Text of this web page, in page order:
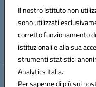
Il nostro Istituto non
sono utilizzati
corretto funzionamento
istituzionali e alla sua
strumenti statistici
Analytics Italia.
Per saperne di più sul
Codice fiscale: 81002070811
Codice meccanografico:
Codice Indice delle
Codice unico di fatturazione
Hosting &